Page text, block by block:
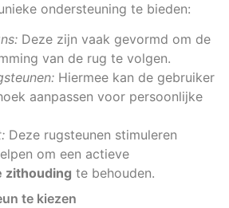
ondersteuning te bieden:
Deze zijn vaak gevormd om de
van de rug te volgen.
Hiermee kan de gebruiker
aanpassen voor persoonlijke
Deze rugsteunen stimuleren
om een actieve
zithouding te behouden.
te kiezen